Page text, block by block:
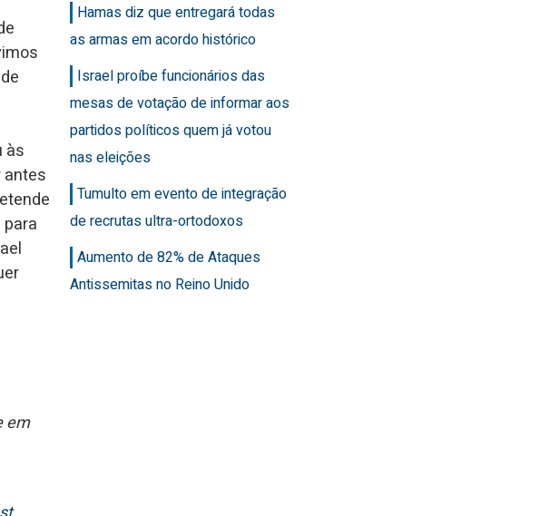
às
antes
em
Hamas diz que entregará todas
as armas em acordo histórico
Israel proíbe funcionários das
mesas de votação de informar aos
partidos políticos quem já votou
nas eleições
Tumulto em evento de integração
de recrutas ultra-ortodoxos
Aumento de 82% de Ataques
Antissemitas no Reino Unido